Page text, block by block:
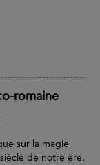
romaine
sur la magie
de notre ère.